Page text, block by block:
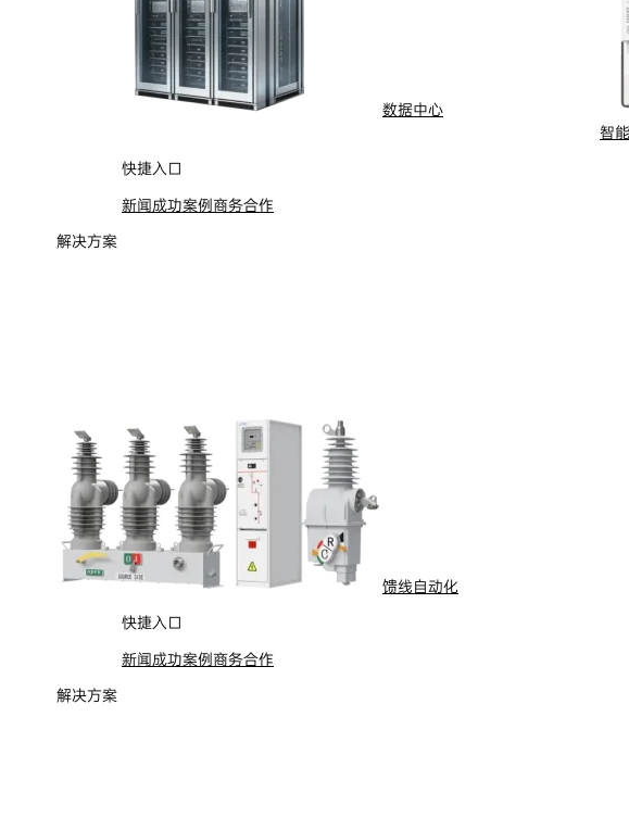
数据中心
智
快捷入口
新闻成功案例商务合作
解决方案
馈线自动化
快捷入口
新闻成功案例商务合作
解决方案
馈线自动化
中压微网
AMI智能抄表
船舶电动化
限公司 All Rights Reserved浙ICP备09002778号-1